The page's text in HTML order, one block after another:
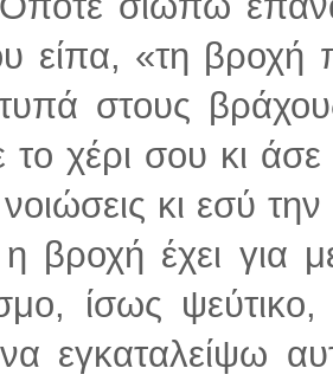
είπα, «τη βροχή
στους
χέρι σου κι
κι εσύ
βροχή έχει για
ίσως
εγκαταλείψω